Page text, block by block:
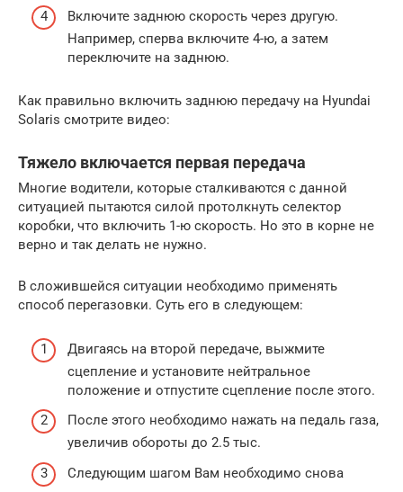
Включите заднюю скорость через другую.
Например, сперва включите 4-ю, а затем
переключите на заднюю.
Как правильно включить заднюю передачу на Hyundai
Solaris смотрите видео:
Тяжело включается первая передача
Многие водители, которые сталкиваются с данной
ситуацией пытаются силой протолкнуть селектор
коробки, что включить 1-ю скорость. Но это в корне не
верно и так делать не нужно.
В сложившейся ситуации необходимо применять
способ перегазовки. Суть его в следующем:
Двигаясь на второй передаче, выжмите
сцепление и установите нейтральное
положение и отпустите сцепление после этого.
После этого необходимо нажать на педаль газа,
увеличив обороты до 2.5 тыс.
Следующим шагом Вам необходимо снова